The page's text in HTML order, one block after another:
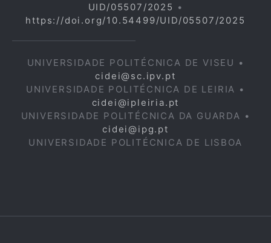
UID/05507/2025 •
https://doi.org/10.54499/UID/05507/2025
UNIVERSIDADE POLITÉCNICA DE VISEU •
cidei@sc.ipv.pt
UNIVERSIDADE POLITÉCNICA DE LEIRIA •
cidei@ipleiria.pt
UNIVERSIDADE POLITÉCNICA DA GUARDA •
cidei@ipg.pt
UNIVERSIDADE POLITÉCNICA DE LISBOA